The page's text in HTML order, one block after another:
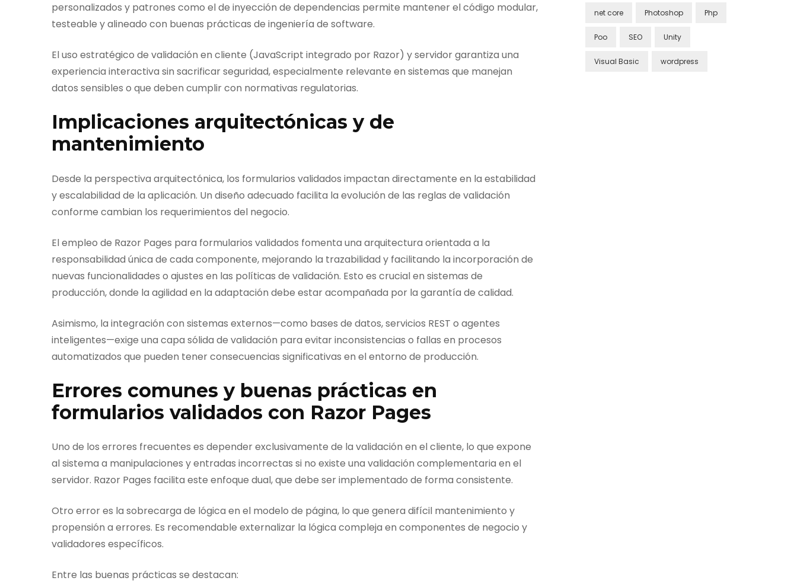
personalizados y patrones como el de inyección de dependencias permite mantener el código modular,
testeable y alineado con buenas prácticas de ingeniería de software.
El uso estratégico de validación en cliente (JavaScript integrado por Razor) y servidor garantiza una
experiencia interactiva sin sacrificar seguridad, especialmente relevante en sistemas que manejan
datos sensibles o que deben cumplir con normativas regulatorias.
Implicaciones arquitectónicas y de
mantenimiento
Desde la perspectiva arquitectónica, los formularios validados impactan directamente en la estabilidad
y escalabilidad de la aplicación. Un diseño adecuado facilita la evolución de las reglas de validación
conforme cambian los requerimientos del negocio.
El empleo de Razor Pages para formularios validados fomenta una arquitectura orientada a la
responsabilidad única de cada componente, mejorando la trazabilidad y facilitando la incorporación de
nuevas funcionalidades o ajustes en las políticas de validación. Esto es crucial en sistemas de
producción, donde la agilidad en la adaptación debe estar acompañada por la garantía de calidad.
Asimismo, la integración con sistemas externos—como bases de datos, servicios REST o agentes
inteligentes—exige una capa sólida de validación para evitar inconsistencias o fallas en procesos
automatizados que pueden tener consecuencias significativas en el entorno de producción.
Errores comunes y buenas prácticas en
formularios validados con Razor Pages
Uno de los errores frecuentes es depender exclusivamente de la validación en el cliente, lo que expone
al sistema a manipulaciones y entradas incorrectas si no existe una validación complementaria en el
servidor. Razor Pages facilita este enfoque dual, que debe ser implementado de forma consistente.
Otro error es la sobrecarga de lógica en el modelo de página, lo que genera difícil mantenimiento y
propensión a errores. Es recomendable externalizar la lógica compleja en componentes de negocio y
validadores específicos.
Entre las buenas prácticas se destacan:
net core Photoshop Php
Poo SEO Unity
Visual Basic wordpress